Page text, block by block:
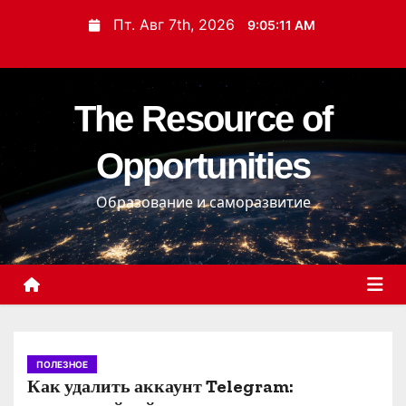
и
с
о
д
Пт. Авг 7th, 2026 9:05:12 AM
The Resource of
Opportunities
Образование и саморазвитие
ПОЛЕЗНОЕ
Как удалить аккаунт Telegram: